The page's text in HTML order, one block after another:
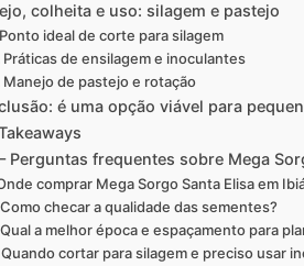
colheita e uso: silagem e pastejo
Ponto ideal de corte para silagem
Práticas de ensilagem e inoculantes
Manejo de pastejo e rotação
é uma opção viável para
Perguntas frequentes sobre Mega
comprar Mega Sorgo Santa Elisa em
Como checar a qualidade das sementes?
Qual a melhor época e espaçamento para
Quando cortar para silagem e preciso usar